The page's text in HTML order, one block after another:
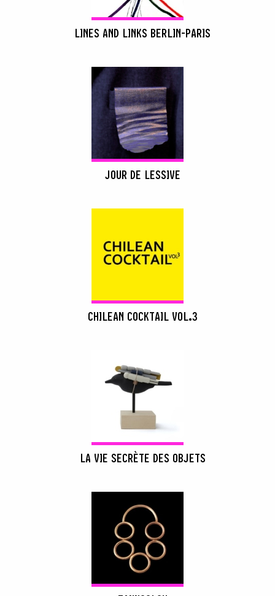
LINES AND LINKS BERLIN-PARIS
JOUR DE LESSIVE
CHILEAN COCKTAIL VOL.3
LA VIE SECRÈTE DES OBJETS
RECHERCHER